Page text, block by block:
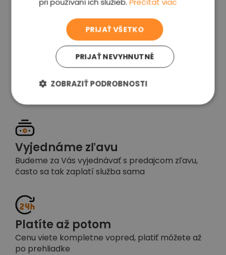
voľba
Garancia spokojnosti
Pokiaľ nebudete s našou prácou spokojní,
Vyjednáme zľavu
Budeme za Vás vyjednávať s predajcom zľavu,
často sa tak zaplatí služba sama
Platíte až potom
Cenu viete kompletne vopred, platiť môžete až
po prehliadke
PRIJAŤ VŠETKO
PRIJAŤ NEVYHNUTNÉ
ZOBRAZIŤ PODROBNOSTI